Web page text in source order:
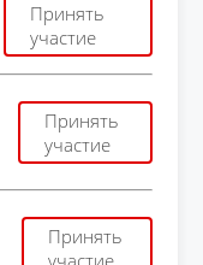
Принять
участие
Принять
участие
Принять